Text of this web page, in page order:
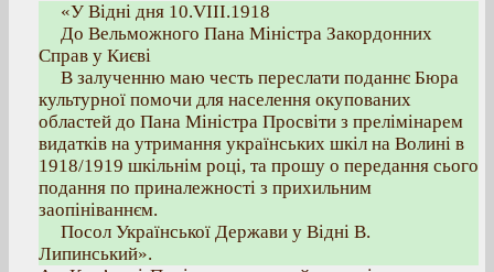
«У Відні дня 10.VIII.1918
До Вельможного Пана Міністра Закордонних
Справ у Києві
В залученню маю честь переслати поданнє Бюра
культурної помочи для населення окупованих
областей до Пана Міністра Просвіти з прелімінарем
видатків на утримання українських шкіл на Волині в
1918/1919 шкільнім році, та прошу о передання сього
подання по приналежності з прихильним
заопініваннєм.
Посол Української Держави у Відні В.
Липинський».